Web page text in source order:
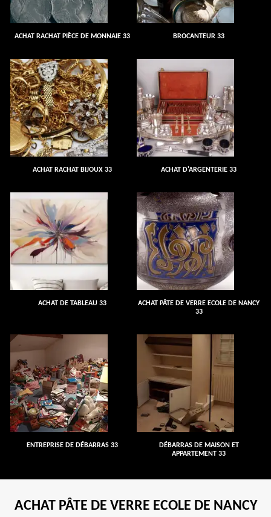
ACHAT RACHAT PIÈCE DE MONNAIE 33 BROCANTEUR 33
ACHAT RACHAT BIJOUX 33 ACHAT D'ARGENTERIE 33
ACHAT DE TABLEAU 33
ACHAT PÂTE DE VERRE ECOLE DE NANCY
33
ENTREPRISE DE DÉBARRAS 33
DÉBARRAS DE MAISON ET
APPARTEMENT 33
ACHAT PÂTE DE VERRE ECOLE DE NANCY